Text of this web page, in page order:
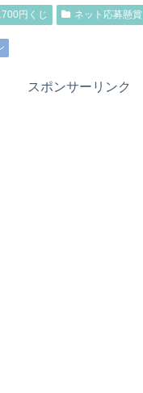
円くじ ネット応募懸賞
スポンサーリンク